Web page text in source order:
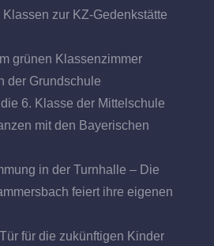
Klassen zur KZ-Gedenkstätte
grünen Klassenzimmer
der Grundschule
6. Klasse der Mittelschule
mit den Bayerischen
in der Turnhalle – Die
feiert ihre eigenen
für die zukünftigen Kinder